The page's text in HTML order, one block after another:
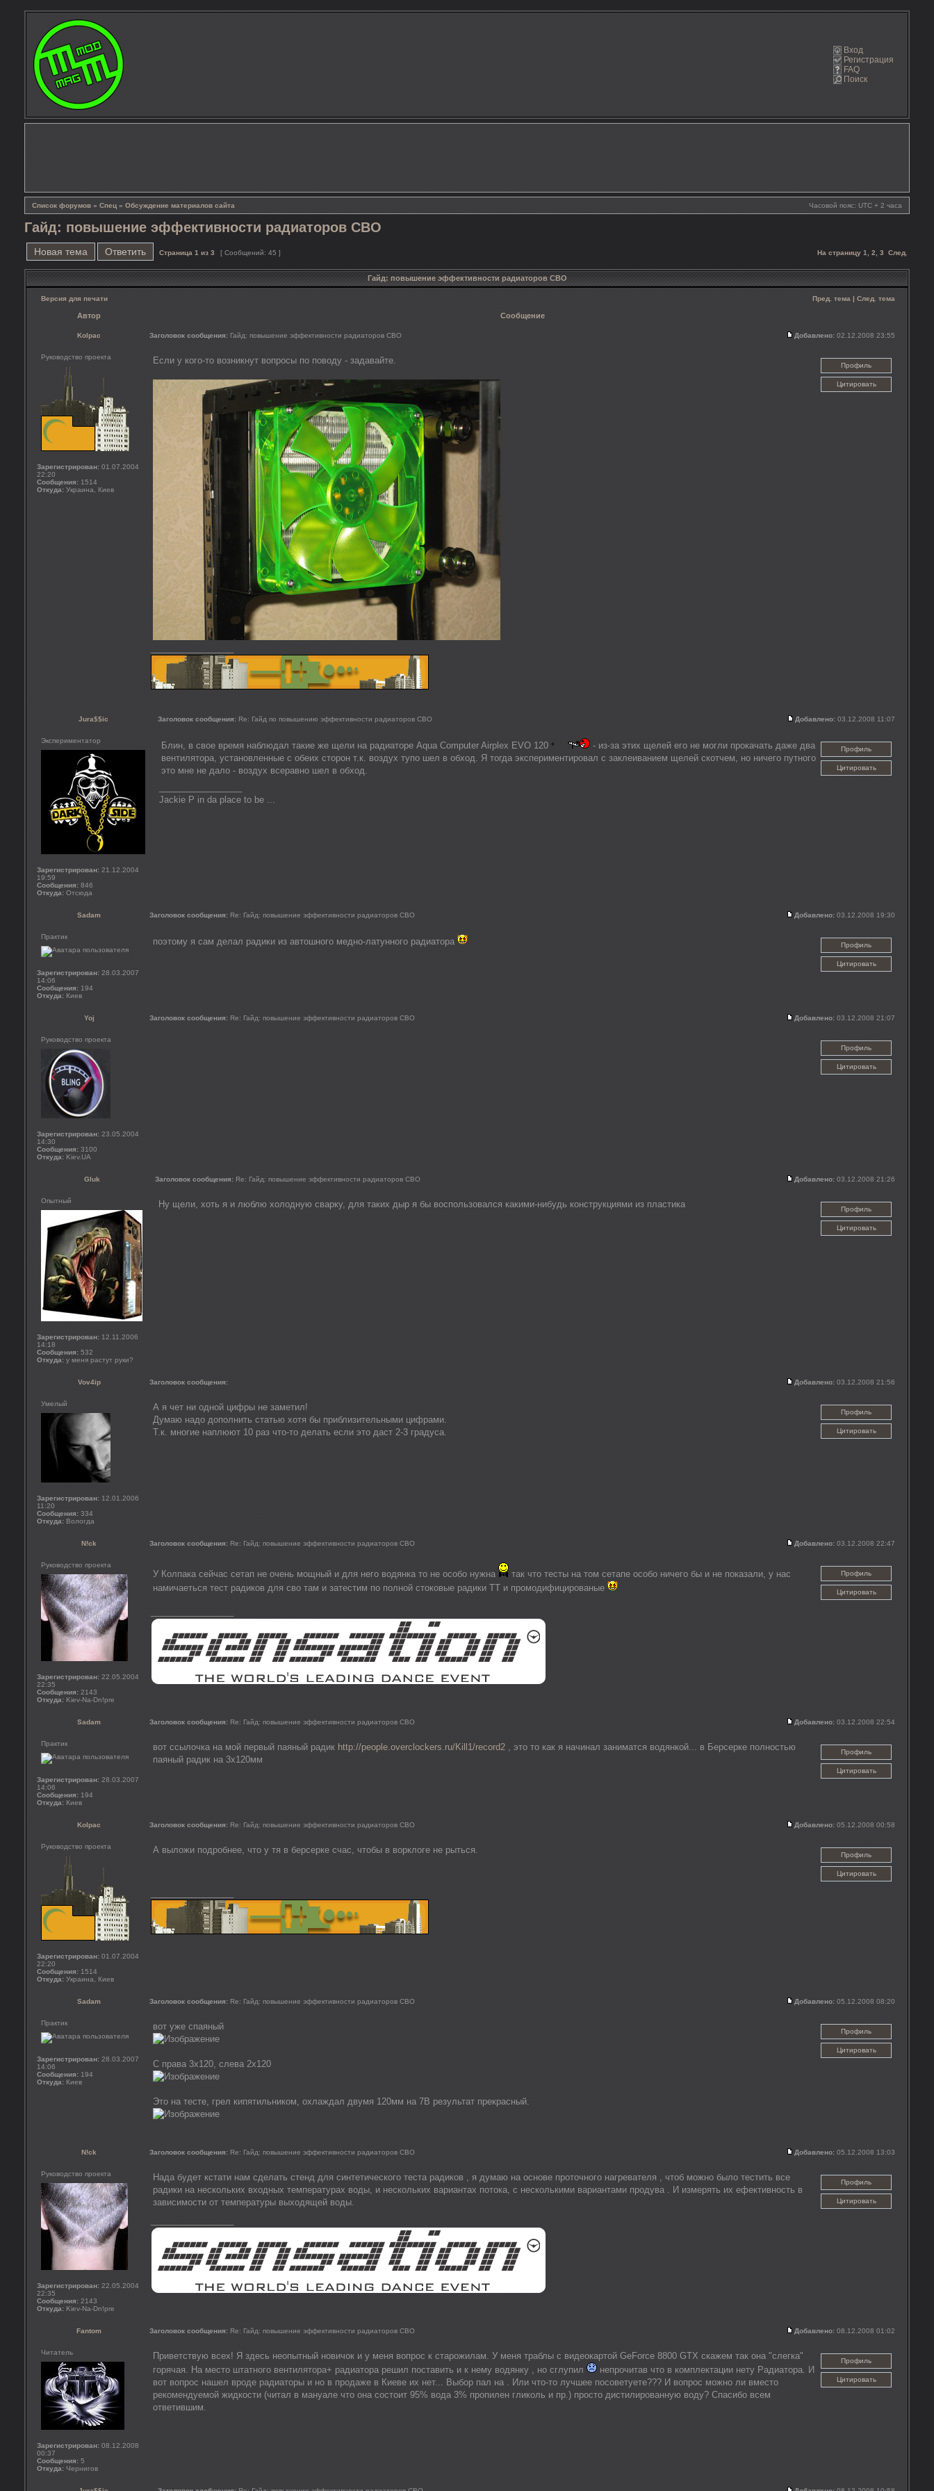
Вход
Регистрация
FAQ
Поиск
Список форумов » Спец » Обсуждение материалов сайта Часовой пояс: UTC + 2 часа
Гайд: повышение эффективности радиаторов СВО
Новая тема Ответить Страница 1 из 3 [ Сообщений: 45 ] На страницу 1 2 3 След.
Гайд: повышение эффективности радиаторов СВО
Версия для печати Пред. тема | След. тема
Автор Сообщение
Kolpac Заголовок сообщения: Гайд: повышение эффективности радиаторов СВО Добавлено: 02.12.2008 23:55
Руководство проекта
Зарегистрирован: 01.07.2004
22:20
Сообщения: 1514
Откуда: Украина, Киев
Если у кого-то возникнут вопросы по поводу - задавайте. Профиль
Цитировать
Jura$$ic Заголовок сообщения: Re: Гайд по повышению эффективности радиаторов СВО Добавлено: 03.12.2008 11:07
Экспериментатор
Зарегистрирован: 21.12.2004
19:59
Сообщения: 846
Откуда: Отсюда
Блин, в свое время наблюдал такие же щели на радиаторе Aqua Computer Airplex EVO 120
- из-за этих щелей его не могли прокачать даже два
вентилятора, установленные с обеих сторон т.к. воздух тупо шел в обход. Я тогда экспериментировал с заклеиванием щелей скотчем, но ничего путного
это мне не дало - воздух всеравно шел в обход.
Профиль
Цитировать
Jackie P in da place to be ...
Sadam Заголовок сообщения: Re: Гайд: повышение эффективности радиаторов СВО Добавлено: 03.12.2008 19:30
Практик
Зарегистрирован: 28.03.2007
14:06
Сообщения: 194
Откуда: Киев
поэтому я сам делал радики из автошного медно-латунного радиатора Профиль
Цитировать
Yoj Заголовок сообщения: Re: Гайд: повышение эффективности радиаторов СВО Добавлено: 03.12.2008 21:07
Руководство проекта
Зарегистрирован: 23.05.2004
14:30
Сообщения: 3100
Откуда: Kiev.UA
Профиль
Цитировать
Gluk Заголовок сообщения: Re: Гайд: повышение эффективности радиаторов СВО Добавлено: 03.12.2008 21:26
Опытный
Зарегистрирован: 12.11.2006
14:18
Сообщения: 532
Откуда: у меня растут руки?
Ну щели, хоть я и люблю холодную сварку, для таких дыр я бы воспользовался какими-нибудь конструкциями из пластика Профиль
Цитировать
Vov4ip Заголовок сообщения: Добавлено: 03.12.2008 21:56
Умелый
Зарегистрирован: 12.01.2006
11:20
Сообщения: 334
Откуда: Вологда
А я чет ни одной цифры не заметил!
Думаю надо дополнить статью хотя бы приблизительными цифрами.
Т.к. многие наплюют 10 раз что-то делать если это даст 2-3 градуса.
Профиль
Цитировать
N!ck Заголовок сообщения: Re: Гайд: повышение эффективности радиаторов СВО Добавлено: 03.12.2008 22:47
Руководство проекта
Зарегистрирован: 22.05.2004
22:35
Сообщения: 2143
Откуда: Kiev-Na-Dn!pre
У Колпака сейчас сетап не очень мощный и для него водянка то не особо нужна
так что тесты на том сетапе особо ничего бы и не показали, у нас
намичаеться тест радиков для сво там и затестим по полной стоковые радики ТТ и промодифицированые
Профиль
Цитировать
Sadam Заголовок сообщения: Re: Гайд: повышение эффективности радиаторов СВО Добавлено: 03.12.2008 22:54
Практик
Зарегистрирован: 28.03.2007
14:06
Сообщения: 194
Откуда: Киев
вот ссылочка на мой первый паяный радик http://people.overclockers.ru/Kill1/record2 , это то как я начинал заниматся водянкой... в Берсерке полностью
паяный радик на 3х120мм
Профиль
Цитировать
Kolpac Заголовок сообщения: Re: Гайд: повышение эффективности радиаторов СВО Добавлено: 05.12.2008 00:58
Руководство проекта
Зарегистрирован: 01.07.2004
22:20
Сообщения: 1514
Откуда: Украина, Киев
А выложи подробнее, что у тя в берсерке счас, чтобы в ворклоге не рыться. Профиль
Цитировать
Sadam Заголовок сообщения: Re: Гайд: повышение эффективности радиаторов СВО Добавлено: 05.12.2008 08:20
Практик
Зарегистрирован: 28.03.2007
14:06
Сообщения: 194
Откуда: Киев
вот уже спаяный
С права 3х120, слева 2х120
Это на тесте, грел кипятильником, охлаждал двумя 120мм на 7В результат прекрасный.
Профиль
Цитировать
N!ck Заголовок сообщения: Re: Гайд: повышение эффективности радиаторов СВО Добавлено: 05.12.2008 13:03
Руководство проекта
Зарегистрирован: 22.05.2004
22:35
Сообщения: 2143
Откуда: Kiev-Na-Dn!pre
Нада будет кстати нам сделать стенд для синтетического теста радиков , я думаю на основе проточного нагревателя , чтоб можно было тестить все
радики на нескольких входных температурах воды, и нескольких вариантах потока, с несколькими вариантами продува . И измерять их ефективность в
зависимости от температуры выходящей воды.
Профиль
Цитировать
Fantom Заголовок сообщения: Re: Гайд: повышение эффективности радиаторов СВО Добавлено: 08.12.2008 01:02
Читатель
Зарегистрирован: 08.12.2008
00:37
Сообщения: 5
Откуда: Чернигов
Приветствую всех! Я здесь неопытный новичок и у меня вопрос к старожилам. У меня траблы с видеокартой GeForce 8800 GTX скажем так она "слегка"
горячая. На место штатного вентилятора+ радиатора решил поставить и к нему водянку , но сглупил
непрочитав что в комплектации нету Радиатора. И
вот вопрос нашел вроде радиаторы и но в продаже в Киеве их нет... Выбор пал на . Или что-то лучшее посоветуете??? И вопрос можно ли вместо
рекомендуемой жидкости (читал в мануале что она состоит 95% вода 3% пропилен гликоль и пр.) просто дистилированную воду? Спасибо всем
ответившим.
Профиль
Цитировать